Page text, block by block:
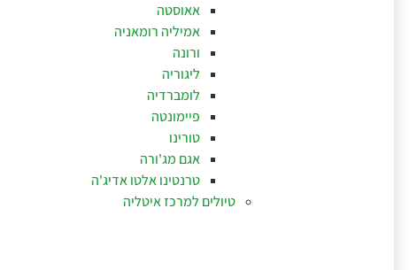
אאוסטה
אמיליה רומאניה
ורונה
ליגוריה
לומברדיה
פיימונטה
טורינו
אגם מג'ורה
טרנטינו אלטו אדיג'ה
טיולים למרכז איטליה